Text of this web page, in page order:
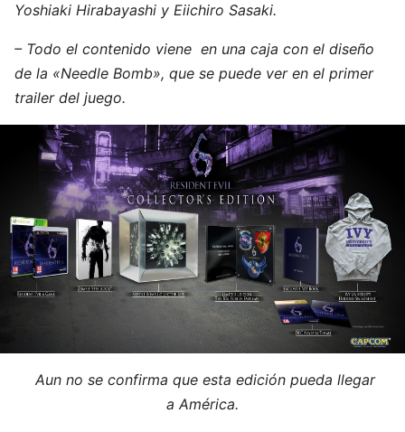
Yoshiaki Hirabayashi y Eiichiro Sasaki.
– Todo el contenido viene en una caja con el diseño
de la «Needle Bomb», que se puede ver en el primer
trailer del juego.
Aun no se confirma que esta edición pueda llegar
a América.